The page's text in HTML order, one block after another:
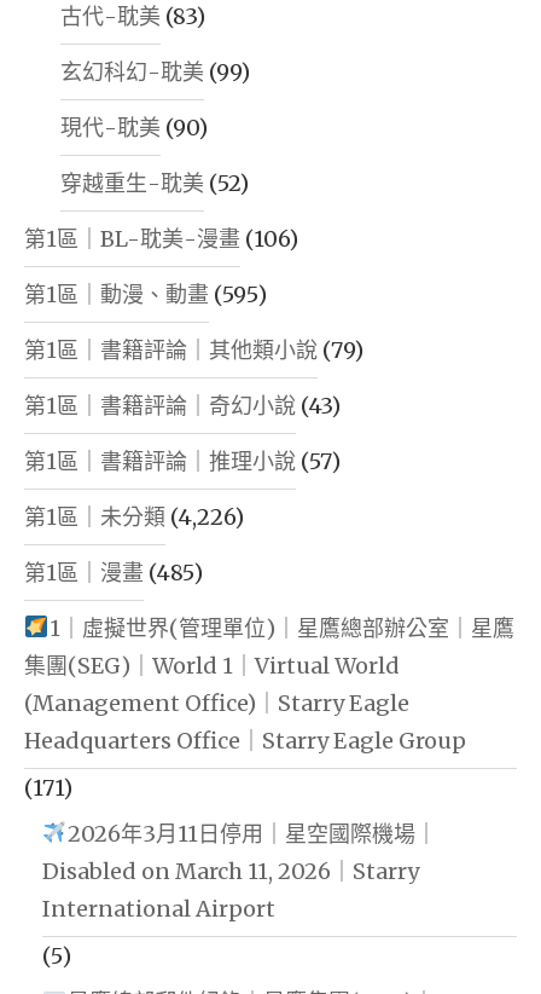
古代-耽美 (83)
玄幻科幻-耽美 (99)
現代-耽美 (90)
穿越重生-耽美 (52)
第1區｜BL-耽美-漫畫 (106)
第1區｜動漫、動畫 (595)
第1區｜書籍評論｜其他類小說 (79)
第1區｜書籍評論｜奇幻小說 (43)
第1區｜書籍評論｜推理小說 (57)
第1區｜未分類 (4,226)
第1區｜漫畫 (485)
1｜虛擬世界(管理單位)｜星鷹總部辦公室｜星鷹
集團(SEG)｜World 1｜Virtual World
(Management Office)｜Starry Eagle
Headquarters Office｜Starry Eagle Group
(171)
2026年3月11日停用｜星空國際機場｜
Disabled on March 11, 2026｜Starry
International Airport
(5)